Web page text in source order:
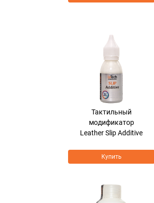
Тактильный
модификатор
Leather Slip Additive
Купить